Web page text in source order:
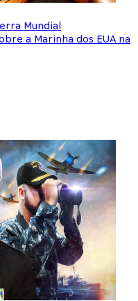
Mundial
a Marinha dos EUA na